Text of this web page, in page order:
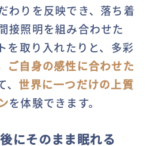
わりを反映でき、落ち着
接照明を組み合わせた
を取り入れたりと、多彩
ご自身の感性に合わせた
世界に一つだけの上質
を体験できます。
にそのまま眠れる